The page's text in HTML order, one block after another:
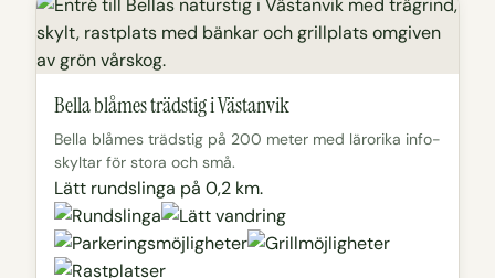
Bella blåmes trädstig i Västanvik
Bella blåmes trädstig på 200 meter med lärorika info-
skyltar för stora och små.
Lätt rundslinga på 0,2 km.